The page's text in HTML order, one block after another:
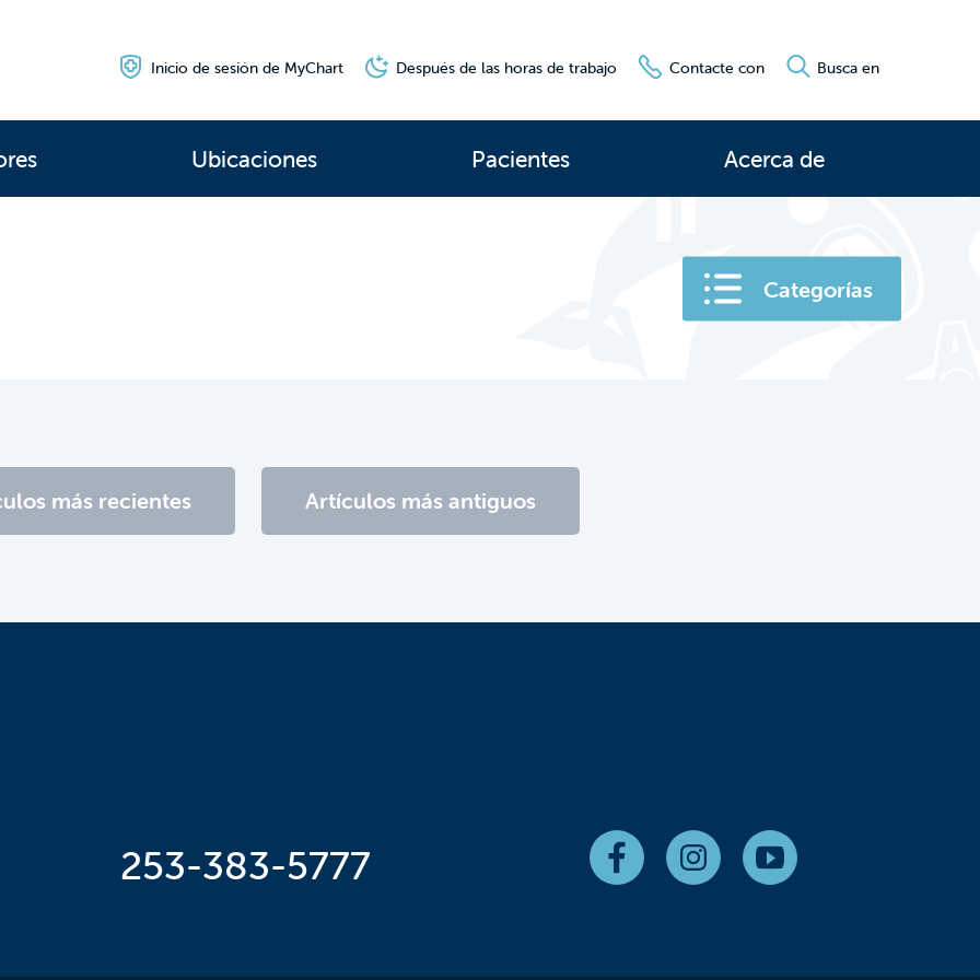
Ubicaciones Pacientes Acerca de
Inicio de sesión de MyChart Después de las horas de trabajo Contacte con Busca en
Categorías
más recientes Artículos más antiguos
253-383-5777